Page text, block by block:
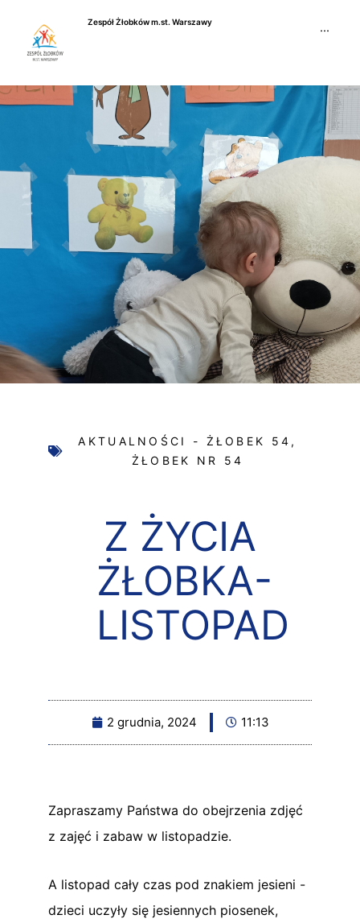
Zespół Żłobków m.st. Warszawy
···
AKTUALNOŚCI - ŻŁOBEK 54 ,
ŻŁOBEK NR 54
Z ŻYCIA
ŻŁOBKA-
LISTOPAD
2 grudnia, 2024 11:13
Zapraszamy Państwa do obejrzenia zdjęć
z zajęć i zabaw w listopadzie.
A listopad cały czas pod znakiem jesieni -
dzieci uczyły się jesiennych piosenek,